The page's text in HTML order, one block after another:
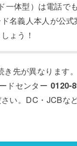
一体型）は電話で
名義人本人が公
ょう！
き先が異なります
ドセンター 0120-
い。DC・JCBな